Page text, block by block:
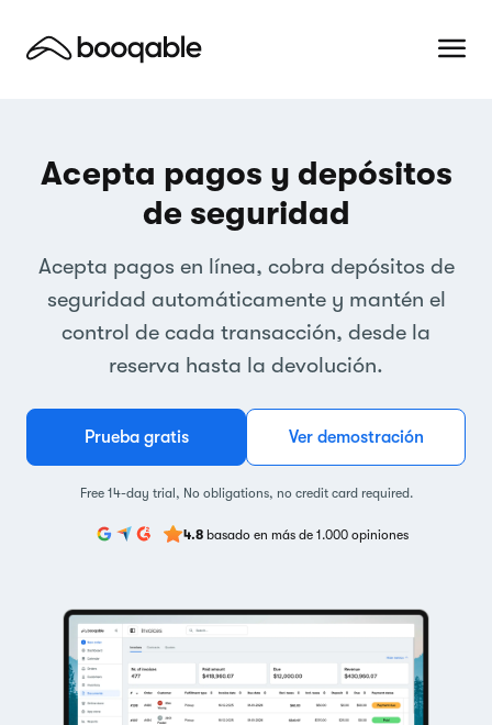
Acepta pagos y depósitos
de seguridad
Acepta pagos en línea, cobra depósitos de
seguridad automáticamente y mantén el
control de cada transacción, desde la
reserva hasta la devolución.
Prueba gratis Ver demostración
Free 14-day trial, No obligations, no credit card required.
4.8 basado en más de 1.000 opiniones